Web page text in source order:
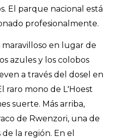
El parque nacional está
profesionalmente.
en lugar de
azules y los colobos
a través del dosel en
raro mono de L'Hoest
suerte. Más arriba,
de Rwenzori, una de
de la región. En el